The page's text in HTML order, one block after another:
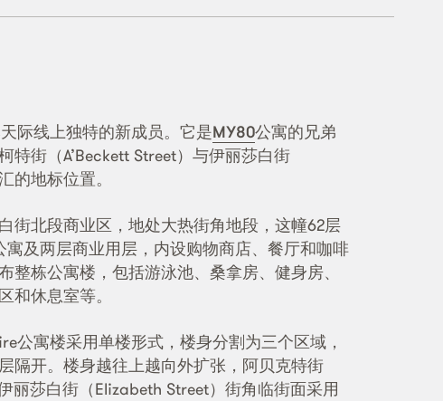
际线上独特的新成员。它是MY80公寓的兄弟
特街（A’Beckett Street）与伊丽莎白街
的地标位置。
街北段商业区，地处大热街角地段，这幢62层
寓及两层商业用层，内设购物商店、餐厅和咖啡
整栋公寓楼，包括游泳池、桑拿房、健身房、
和休息室等。
公寓楼采用单楼形式，楼身分割为三个区域，
隔开。楼身越往上越向外扩张，阿贝克特街
伊丽莎白街（Elizabeth Street）街角临街面采用